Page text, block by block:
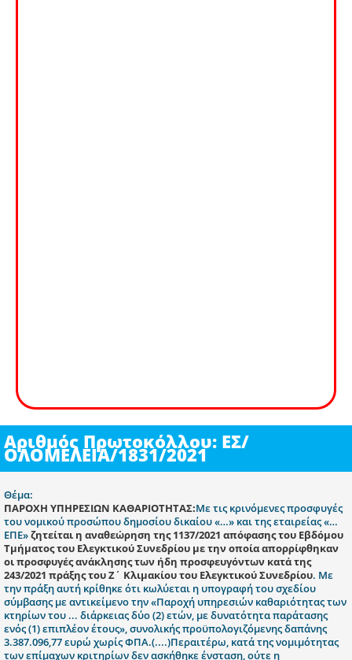
Αριθμός Πρωτοκόλλου: ΕΣ/
ΟΛΟΜΕΛΕΙΑ/1831/2021
Θέμα:
ΠΑΡΟΧΗ ΥΠΗΡΕΣΙΩΝ ΚΑΘΑΡΙΟΤΗΤΑΣ:Με τις κρινόμενες προσφυγές
του νομικού προσώπου δημοσίου δικαίου «…» και της εταιρείας «…
ΕΠΕ»ζητείται η αναθεώρηση της 1137/2021 απόφασης του Εβδόμου
Τμήματος του Ελεγκτικού Συνεδρίου με την οποία απορρίφθηκαν
οι προσφυγές ανάκλησης των ήδη προσφευγόντων κατά της
243/2021 πράξης του Ζ΄ Κλιμακίου του Ελεγκτικού Συνεδρίου. Με
την πράξη αυτή κρίθηκε ότι κωλύεται η υπογραφή του σχεδίου
σύμβασης με αντικείμενο την «Παροχή υπηρεσιών καθαριότητας των
κτηρίων του ... διάρκειας δύο (2) ετών, με δυνατότητα παράτασης
ενός (1) επιπλέον έτους», συνολικής προϋπολογιζόμενης δαπάνης
3.387.096,77 ευρώ χωρίς ΦΠΑ.(....)Περαιτέρω, κατά της νομιμότητας
των επίμαχων κριτηρίων δεν ασκήθηκε ένσταση, ούτε η